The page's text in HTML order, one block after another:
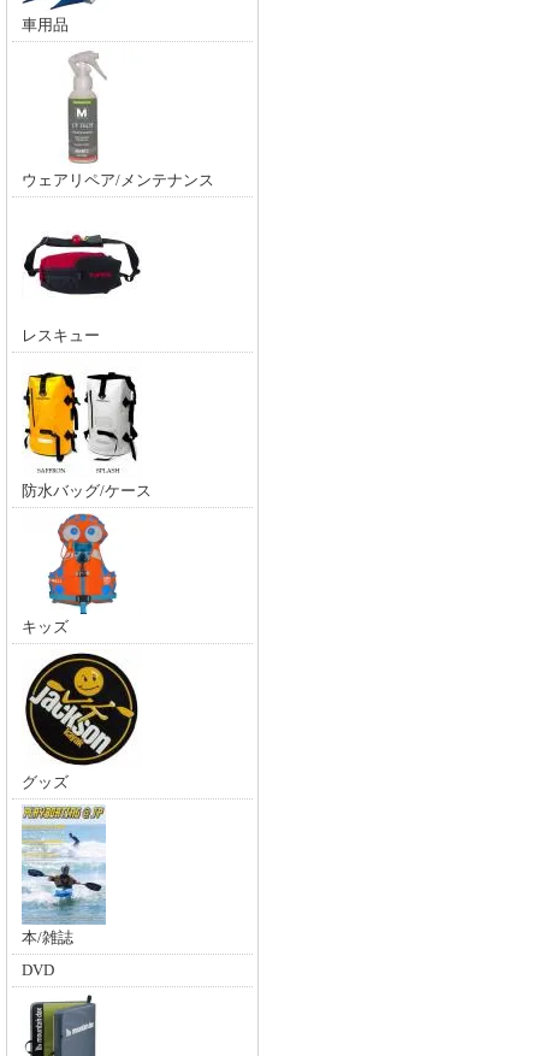
車用品
ウェアリペア/メンテナンス
レスキュー
防水バッグ/ケース
キッズ
グッズ
本/雑誌
DVD